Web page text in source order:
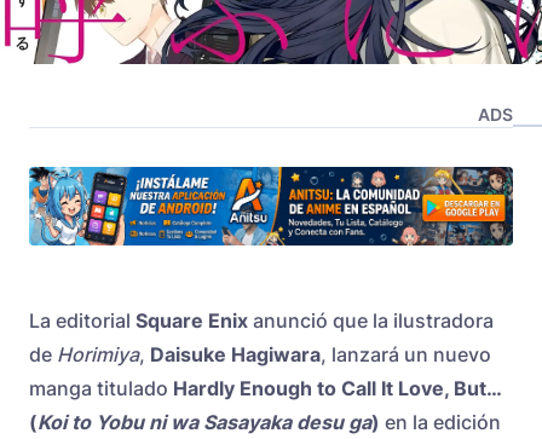
ADS
La editorial Square Enix anunció que la ilustradora
de Horimiya, Daisuke Hagiwara, lanzará un nuevo
manga titulado Hardly Enough to Call It Love, But…
(Koi to Yobu ni wa Sasayaka desu ga) en la edición